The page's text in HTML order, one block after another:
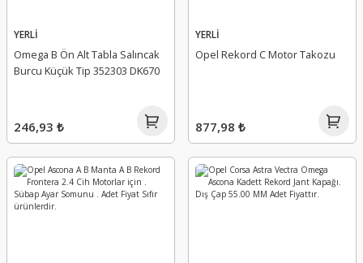
YERLİ
Omega B Ön Alt Tabla Salıncak
Burcu Küçük Tip 352303 DK670
246,93 ₺
YERLİ
Opel Rekord C Motor Takozu
877,98 ₺